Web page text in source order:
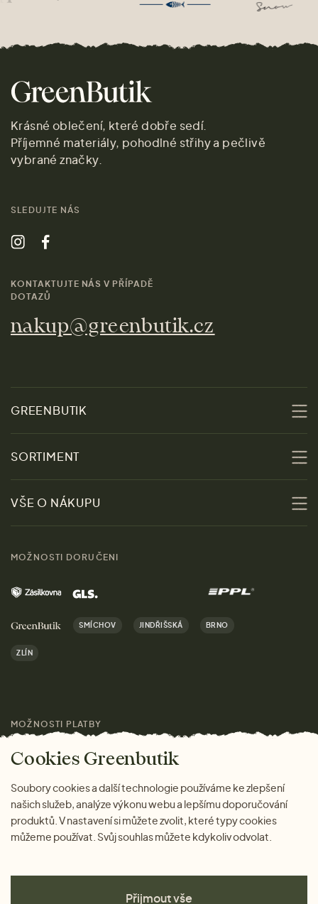
Krásné oblečení, které dobře sedí.
Příjemné materiály, pohodlné střihy a pečlivě
vybrané značky.
SLEDUJTE NÁS
KONTAKTUJTE NÁS V PŘÍPADĚ
DOTAZŮ
nakup@greenbutik.cz
GREENBUTIK
Udržitelnost
Obchody
Kontakt
Kariéra
Značky
Magazín
SORTIMENT
Slevy
Ženy
Muži
Domov
Dárky
VŠE O NÁKUPU
Výhody nákupu u nás
MOŽNOSTI DORUČENI
SMÍCHOV JINDŘIŠSKÁ BRNO
ZLÍN
MOŽNOSTI PLATBY
Cookies Greenbutik
Soubory cookies a další technologie používáme ke zlepšení
našich služeb, analýze výkonu webu a lepšímu doporučování
produktů. V nastavení si můžete zvolit, které typy cookies
můžeme používat. Svůj souhlas můžete kdykoliv odvolat.
Přijmout vše